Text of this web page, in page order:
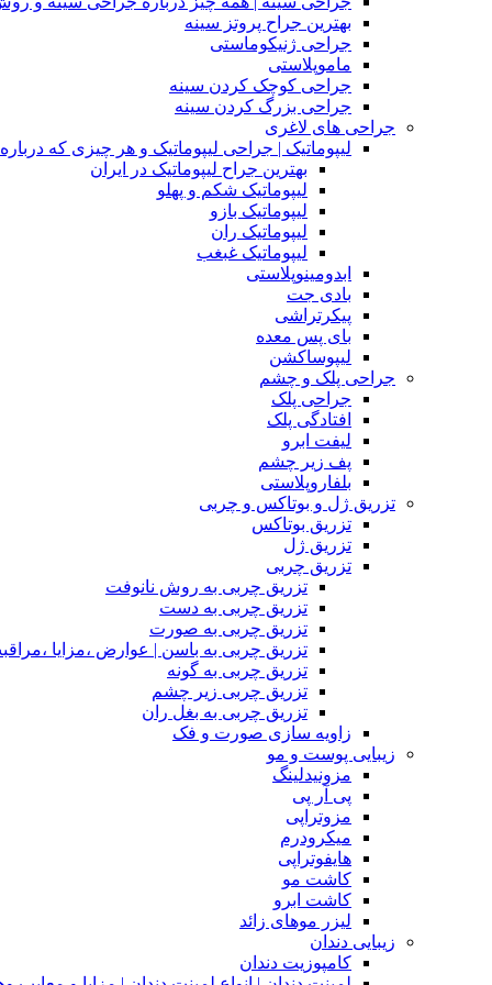
بهترین جراح پروتز سینه
جراحی ژنیکوماستی
ماموپلاستی
جراحی کوچک کردن سینه
جراحی بزرگ کردن سینه
جراحی های لاغری
لیپوماتیک | جراحی لیپوماتیک و هر چیزی که درباره
بهترین جراح لیپوماتیک در ایران
لیپوماتیک شکم و پهلو
لیپوماتیک بازو
لیپوماتیک ران
لیپوماتیک غبغب
ابدومینوپلاستی
بادی‌ جت
پیکرتراشی
بای پس معده
لیپوساکشن
جراحی پلک و چشم
جراحی پلک
افتادگی پلک
لیفت ابرو
پف زیر چشم
بلفاروپلاستی
تزریق ژل و بوتاکس و چربی
تزریق بوتاکس
تزریق ژل
تزریق چربی
تزریق چربی به روش نانوفت
تزریق چربی به دست
تزریق چربی به صورت
تزریق چربی به باسن | عوارض ،مزایا
تزریق چربی به گونه
تزریق چربی زیر چشم
تزریق چربی به بغل ران
زاویه سازی صورت و فک
زیبایی پوست و مو
مزونیدلینگ
پی آر پی
مزوتراپی
میکرودرم
هایفوتراپی
کاشت مو
کاشت ابرو
لیزر موهای زائد
زیبایی دندان
کامپوزیت دندان